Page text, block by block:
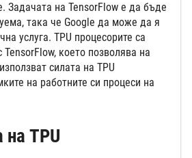
Задачата на TensorFlow е да бъде
така че Google да може да я
услуга. TPU процесорите са
TensorFlow, което позволява на
силата на TPU
на работните си процеси на
TPU